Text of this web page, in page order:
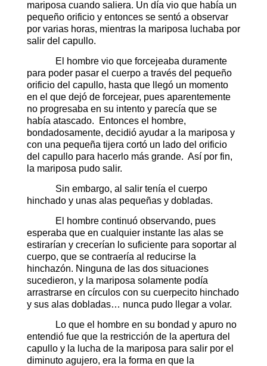
mariposa cuando saliera. Un día vio que había un
pequeño orificio y entonces se sentó a observar
por varias horas, mientras la mariposa luchaba por
salir del capullo.
El hombre vio que forcejeaba duramente
para poder pasar el cuerpo a través del pequeño
orificio del capullo, hasta que llegó un momento
en el que dejó de forcejear, pues aparentemente
no progresaba en su intento y parecía que se
había atascado. Entonces el hombre,
bondadosamente, decidió ayudar a la mariposa y
con una pequeña tijera cortó un lado del orificio
del capullo para hacerlo más grande. Así por fin,
la mariposa pudo salir.
Sin embargo, al salir tenía el cuerpo
hinchado y unas alas pequeñas y dobladas.
El hombre continuó observando, pues
esperaba que en cualquier instante las alas se
estirarían y crecerían lo suficiente para soportar al
cuerpo, que se contraería al reducirse la
hinchazón. Ninguna de las dos situaciones
sucedieron, y la mariposa solamente podía
arrastrarse en círculos con su cuerpecito hinchado
y sus alas dobladas… nunca pudo llegar a volar.
Lo que el hombre en su bondad y apuro no
entendió fue que la restricción de la apertura del
capullo y la lucha de la mariposa para salir por el
diminuto agujero, era la forma en que la